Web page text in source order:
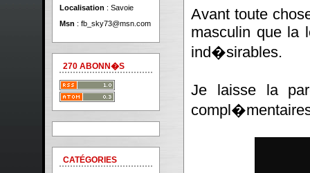
Avant toute
masculin que la
ind�sirables.
Je laisse la
Localisation : Savoie
Msn : fb_sky73@msn.com
270 ABONN�S
CATÉGORIES